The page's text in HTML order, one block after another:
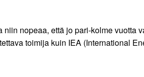
nopeaa, että jo pari-kolme vuotta
toimija kuin IEA (International